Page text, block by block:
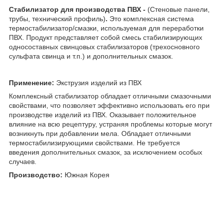
Стабилизатор для производства ПВХ - (Стеновые панели,
трубы, технический профиль). Это комплексная система
термостабилизатор/смазки, используемая для переработки
ПВХ. Продукт представляет собой смесь стабилизирующих
односоставных свинцовых стабилизаторов (трехосновного
сульфата свинца и т.п.) и дополнительных смазок.
Применение: Экструзия изделий из ПВХ
Комплексный стабилизатор обладает отличными смазочными
свойствами, что позволяет эффективно использовать его при
производстве изделий из ПВХ. Оказывает положительное
влияние на всю рецептуру, устраняя проблемы которые могут
возникнуть при добавлении мела. Обладает отличными
термостабилизирующими свойствами. Не требуется
введения дополнительных смазок, за исключением особых
случаев.
Производство: Южная Корея